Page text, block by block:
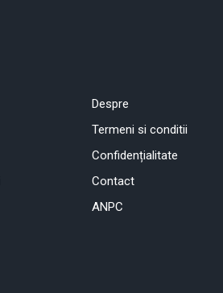
Despre
Termeni si conditii
Confidențialitate
Contact
ANPC